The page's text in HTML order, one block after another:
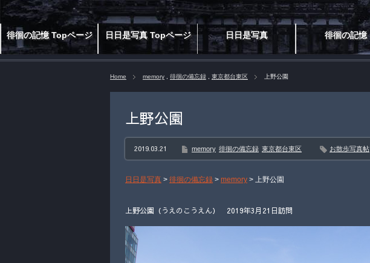
徘徊の記憶 Topページ 日日是写真 Topページ 日日是写真 徘徊の記憶
Home memory 徘徊の備忘録 東京都台東区 上野公園
上野公園
2019.03.21 memory 徘徊の備忘録 東京都台東区 お散歩写真帖
日日是写真 > 徘徊の備忘録 > memory > 上野公園
上野公園（うえのこうえん） 2019年3月21日訪問